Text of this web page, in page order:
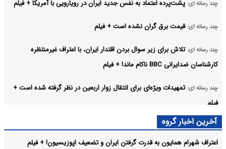
چند رسانه ای: پشت‌پرده اعتماد به نفس جدید ایران در رویارویی با آمریکا + فیلم
چند رسانه ای: قیمت برق گران نشده است + فیلم
چند رسانه ای: تلاش برای زیر سوال بردن اقتدار ایران، با اعتراف غیرمنتظره
کارشناسان ضدایرانی BBC ناکام ماند! + فیلم
چند رسانه ای: تمهیدات ویژه‌ای برای انتقال زوار اربعین در نظر گرفته شده است +
فیلم
اینفوگرافیک:
ندارد
آخرین اخبار گروه
اعتراف شهرام همایون به قدرت گرفتن ایران و تضعیف اپوزیسیون! + فیلم